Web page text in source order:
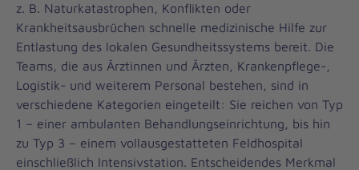
z. B. Naturkatastrophen, Konflikten oder
Krankheitsausbrüchen schnelle medizinische Hilfe zur
Entlastung des lokalen Gesundheitssystems bereit. Die
Teams, die aus Ärztinnen und Ärzten, Krankenpflege-,
Logistik- und weiterem Personal bestehen, sind in
verschiedene Kategorien eingeteilt: Sie reichen von Typ
1 – einer ambulanten Behandlungseinrichtung, bis hin
zu Typ 3 – einem vollausgestatteten Feldhospital
einschließlich Intensivstation. Entscheidendes Merkmal